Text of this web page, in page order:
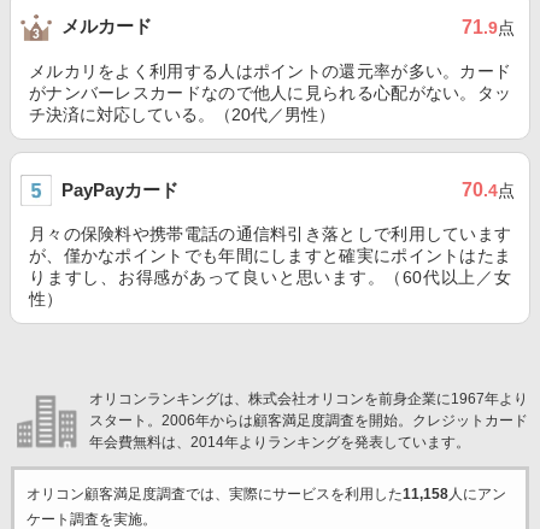
メルカード 71.9点
メルカリをよく利用する人はポイントの還元率が多い。カード
がナンバーレスカードなので他人に見られる心配がない。タッ
チ決済に対応している。（20代／男性）
PayPayカード 70.4点
月々の保険料や携帯電話の通信料引き落としで利用しています
が、僅かなポイントでも年間にしますと確実にポイントはたま
りますし、お得感があって良いと思います。（60代以上／女
性）
オリコンランキングは、株式会社オリコンを前身企業に1967年より
スタート。2006年からは顧客満足度調査を開始。クレジットカード
年会費無料は、2014年よりランキングを発表しています。
オリコン顧客満足度調査では、実際にサービスを利用した11,158人にアン
ケート調査を実施。